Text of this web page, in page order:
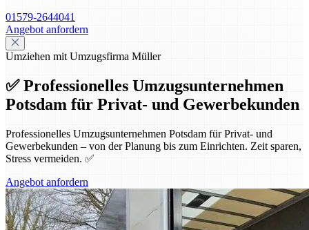
01579-2644041
Angebot anfordern
Umziehen mit Umzugsfirma Müller
✅ Professionelles Umzugsunternehmen
Potsdam für Privat- und Gewerbekunden
Professionelles Umzugsunternehmen Potsdam für Privat- und
Gewerbekunden – von der Planung bis zum Einrichten. Zeit sparen,
Stress vermeiden. ✅
Angebot anfordern